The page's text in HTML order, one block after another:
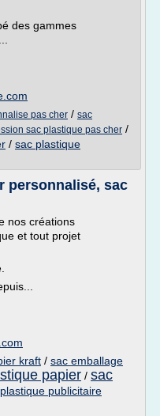
des gammes
pas cher / sac
sac plastique pas cher /
/ sac plastique
personnalisé, sac
nos créations
et tout projet
kraft / sac emballage
papier / sac
publicitaire